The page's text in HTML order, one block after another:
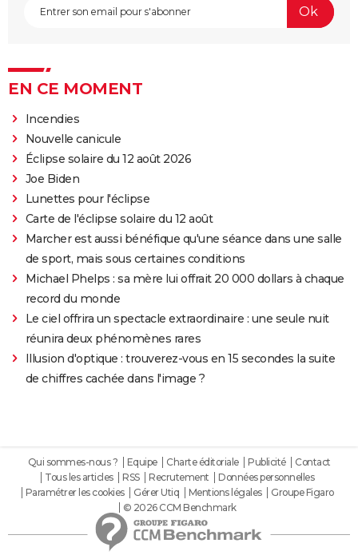
EN CE MOMENT
Incendies
Nouvelle canicule
Éclipse solaire du 12 août 2026
Joe Biden
Lunettes pour l'éclipse
Carte de l'éclipse solaire du 12 août
Marcher est aussi bénéfique qu'une séance dans une salle
de sport, mais sous certaines conditions
Michael Phelps : sa mère lui offrait 20 000 dollars à chaque
record du monde
Le ciel offrira un spectacle extraordinaire : une seule nuit
réunira deux phénomènes rares
Illusion d'optique : trouverez-vous en 15 secondes la suite
de chiffres cachée dans l'image ?
Qui sommes-nous ? Equipe Charte éditoriale Publicité
Contact
Tous les articles
RSS Recrutement
Données personnelles
Paramétrer les cookies
Gérer Utiq Mentions légales
Groupe Figaro
© 2026 CCM Benchmark